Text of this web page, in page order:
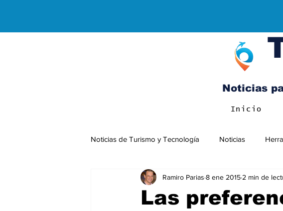
Noticias
Inicio
Noticias de Turismo y Tecnología Noticias
Negocios Internacionales
Las
Ramiro Parias 8 ene 2015 2 min de